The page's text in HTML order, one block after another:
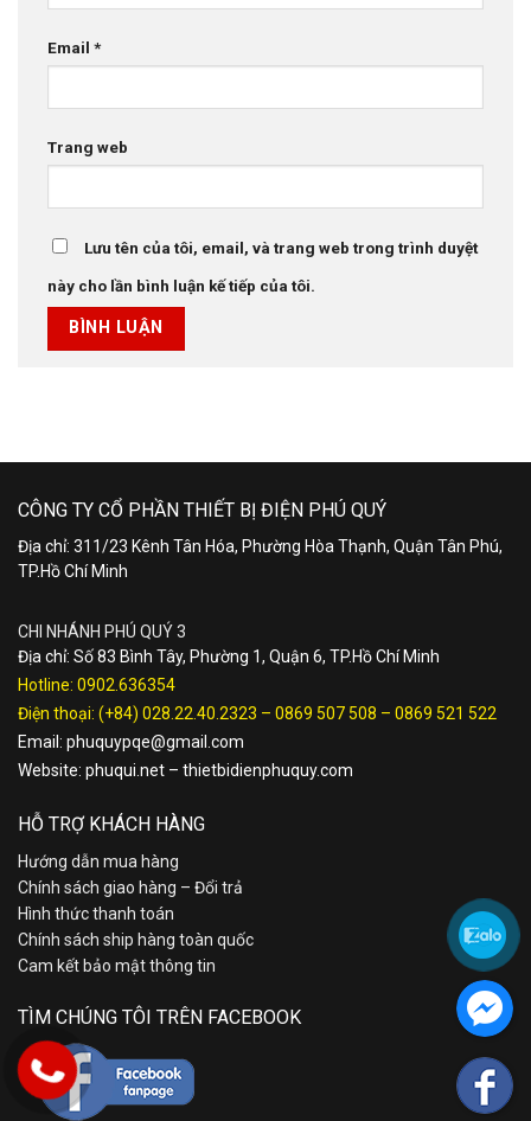
Email *
Trang web
Lưu tên của tôi, email, và trang web trong trình duyệt
này cho lần bình luận kế tiếp của tôi.
CÔNG TY CỔ PHẦN THIẾT BỊ ĐIỆN PHÚ QUÝ
Địa chỉ: 311/23 Kênh Tân Hóa, Phường Hòa Thạnh, Quận Tân Phú,
TP.Hồ Chí Minh
CHI NHÁNH PHÚ QUÝ 3
Địa chỉ: Số 83 Bình Tây, Phường 1, Quận 6, TP.Hồ Chí Minh
Hotline: 0902.636354
Điện thoại: (+84) 028.22.40.2323 – 0869 507 508 – 0869 521 522
Email: phuquypqe@gmail.com
Website: phuqui.net – thietbidienphuquy.com
HỖ TRỢ KHÁCH HÀNG
Hướng dẫn mua hàng
Chính sách giao hàng – Đổi trả
Hình thức thanh toán
Chính sách ship hàng toàn quốc
Cam kết bảo mật thông tin
TÌM CHÚNG TÔI TRÊN FACEBOOK